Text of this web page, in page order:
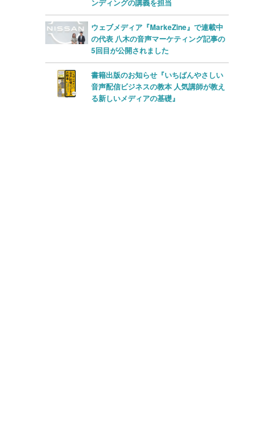
ンディングの講義を担当
ウェブメディア『MarkeZine』で連載中
の代表 八木の音声マーケティング記事の
5回目が公開されました
書籍出版のお知らせ『いちばんやさしい
音声配信ビジネスの教本 人気講師が教え
る新しいメディアの基礎』